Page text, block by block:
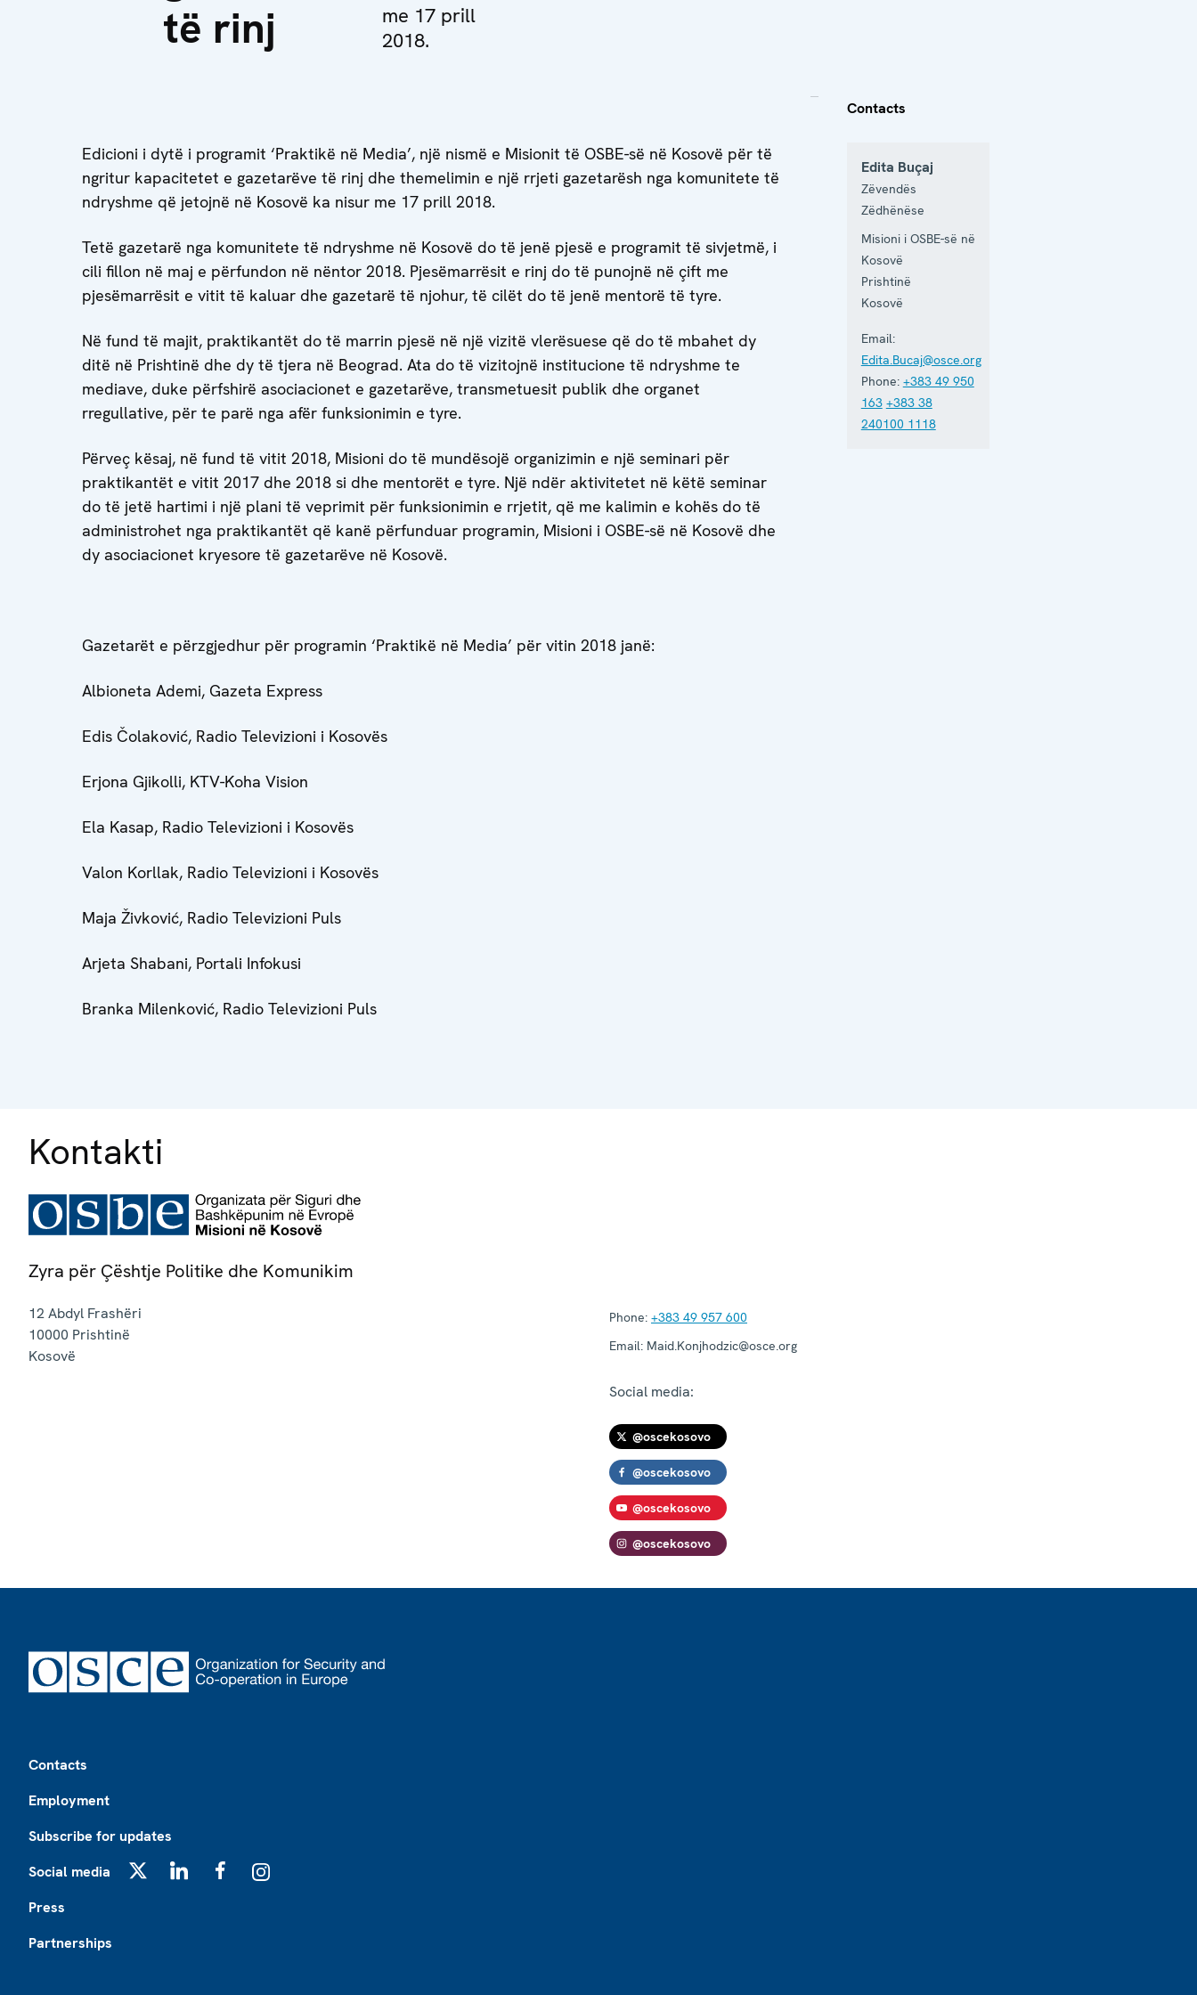
të rinj
me 17 prill
2018.
Edicioni i dytë i programit ‘Praktikë në Media’, një nismë e Misionit të OSBE-së në Kosovë për të
ngritur kapacitetet e gazetarëve të rinj dhe themelimin e një rrjeti gazetarësh nga komunitete të
ndryshme që jetojnë në Kosovë ka nisur me 17 prill 2018.
Tetë gazetarë nga komunitete të ndryshme në Kosovë do të jenë pjesë e programit të sivjetmë, i
cili fillon në maj e përfundon në nëntor 2018. Pjesëmarrësit e rinj do të punojnë në çift me
pjesëmarrësit e vitit të kaluar dhe gazetarë të njohur, të cilët do të jenë mentorë të tyre.
Në fund të majit, praktikantët do të marrin pjesë në një vizitë vlerësuese që do të mbahet dy
ditë në Prishtinë dhe dy të tjera në Beograd. Ata do të vizitojnë institucione të ndryshme te
mediave, duke përfshirë asociacionet e gazetarëve, transmetuesit publik dhe organet
rregullative, për te parë nga afër funksionimin e tyre.
Përveç kësaj, në fund të vitit 2018, Misioni do të mundësojë organizimin e një seminari për
praktikantët e vitit 2017 dhe 2018 si dhe mentorët e tyre. Një ndër aktivitetet në këtë seminar
do të jetë hartimi i një plani të veprimit për funksionimin e rrjetit, që me kalimin e kohës do të
administrohet nga praktikantët që kanë përfunduar programin, Misioni i OSBE-së në Kosovë dhe
dy asociacionet kryesore të gazetarëve në Kosovë.
Gazetarët e përzgjedhur për programin ‘Praktikë në Media’ për vitin 2018 janë:
Albioneta Ademi, Gazeta Express
Edis Čolaković, Radio Televizioni i Kosovës
Erjona Gjikolli, KTV-Koha Vision
Ela Kasap, Radio Televizioni i Kosovës
Valon Korllak, Radio Televizioni i Kosovës
Maja Živković, Radio Televizioni Puls
Arjeta Shabani, Portali Infokusi
Branka Milenković, Radio Televizioni Puls
Contacts
Edita Buçaj
Zëvendës
Zëdhënëse
Misioni i OSBE-së në
Kosovë
Prishtinë
Kosovë
Email:
Edita.Bucaj@osce.org
Phone: +383 49 950
163 +383 38
240100 1118
Kontakti
Zyra për Çështje Politike dhe Komunikim
12 Abdyl Frashëri
10000 Prishtinë
Kosovë
Phone: +383 49 957 600
Email: Maid.Konjhodzic@osce.org
Social media:
@oscekosovo
@oscekosovo
@oscekosovo
@oscekosovo
Contacts
Employment
Subscribe for updates
Social media
Press
Partnerships